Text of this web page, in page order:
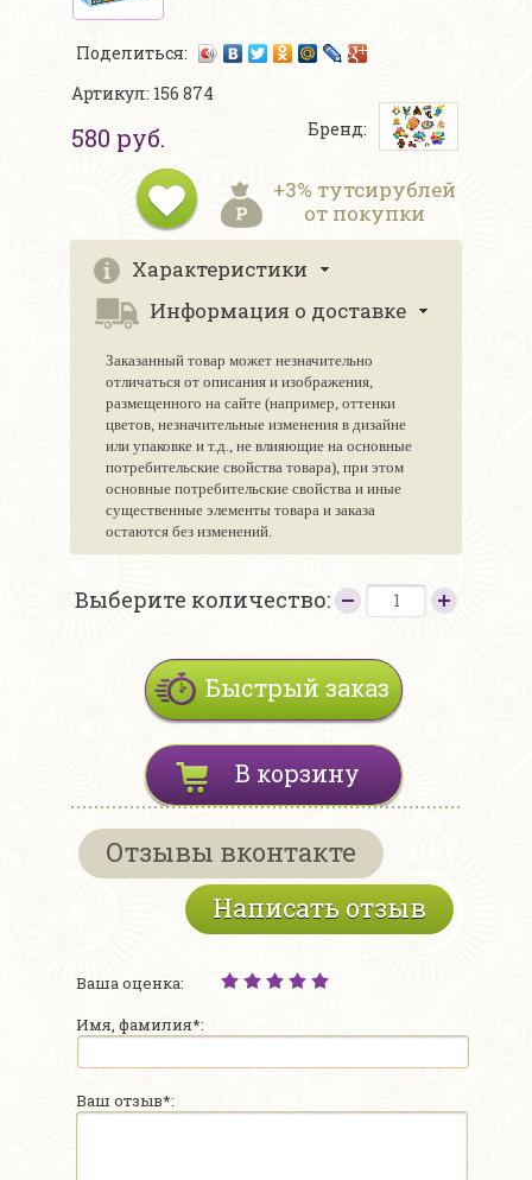
Поделиться:
Артикул: 156 874
580 руб. Бренд:
+3% тутсирублей
от покупки
Характеристики
Информация о доставке
Заказанный товар может незначительно
отличаться от описания и изображения,
размещенного на сайте (например, оттенки
цветов, незначительные изменения в дизайне
или упаковке и т.д., не влияющие на основные
потребительские свойства товара), при этом
основные потребительские свойства и иные
существенные элементы товара и заказа
остаются без изменений.
Выберите количество:
Быстрый заказ
В корзину
Отзывы вконтакте
Написать отзыв
Ваша оценка:
Имя, фамилия*:
Ваш отзыв*: